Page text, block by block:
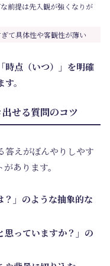
前提は先入観が強くなりが
て具体性や客観性が薄い
時点（いつ）」を明確
。
せる質問のコツ
答えがぼんやりしやす
あります。
？」のような抽象的な
っていますか？」の